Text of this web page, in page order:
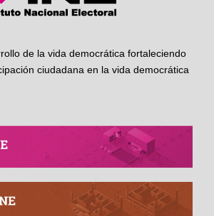
de la vida democrática fortaleciendo
ciudadana en la vida democrática